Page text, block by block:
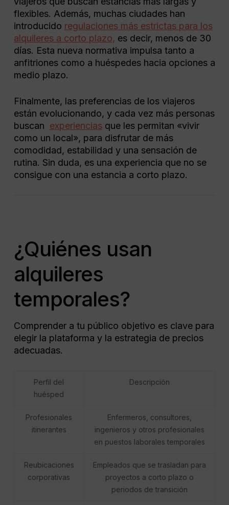
flexibles. Además, muchas ciudades han
introducido regulaciones más estrictas para los
alquileres a corto plazo, es decir, menos de 30
días. Esta nueva normativa impulsa tanto a
anfitriones como a huéspedes hacia opciones a
medio plazo.
Finalmente, las preferencias de los viajeros
están evolucionando, y cada vez más personas
buscan experienciasque les permitan «vivir
como un local», para disfrutar de más
comodidad, estabilidad y una sensación de
rutina. Sin duda, es una experiencia que no se
consigue con una estancia a corto plazo.
¿Quiénes usan
alquileres
temporales?
Comprender a tu público objetivo es clave para
elegir la plataforma y la estrategia de precios
adecuadas.
Perfil del
huésped
Descripción
Profesionales
itinerantes
Enfermeros, consultores,
ingenieros y otros profesionales
en puestos laborales temporales
Reubicaciones
corporativas
Empleados que se trasladan para
proyectos a corto plazo o
periodos de transición